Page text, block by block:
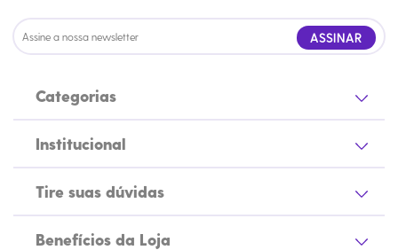
ASSINAR
Categorias
Institucional
Tire suas dúvidas
Benefícios da Loja